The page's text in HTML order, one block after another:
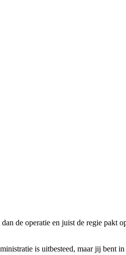
de operatie en juist de regie pakt
is uitbesteed, maar jij bent